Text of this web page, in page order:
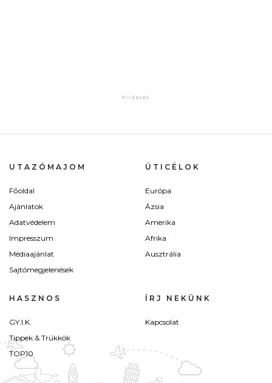
UTAZÓMAJOM
Főoldal
Ajánlatok
Adatvédelem
Impresszum
Médiaajánlat
Sajtómegjelenések
ÚTICÉLOK
Európa
Ázsia
Amerika
Afrika
Ausztrália
HASZNOS
GY.I.K.
Tippek & Trükkök
TOP10
ÍRJ NEKÜNK
Kapcsolat